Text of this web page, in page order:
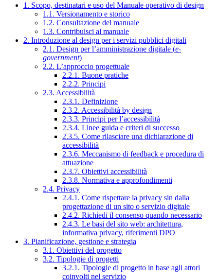
1. Scopo, destinatari e uso del Manuale operativo di design
1.1. Versionamento e storico
1.2. Consultazione del manuale
1.3. Contribuisci al manuale
2. Introduzione al design per i servizi pubblici digitali
2.1. Design per l’amministrazione digitale (e-
government)
2.2. L’approccio progettuale
2.2.1. Buone pratiche
2.2.2. Principi
2.3. Accessibilità
2.3.1. Definizione
2.3.2. Accessibilità by design
2.3.3. Principi per l’accessibilità
2.3.4. Linee guida e criteri di successo
2.3.5. Come rilasciare una dichiarazione di
accessibilità
2.3.6. Meccanismo di feedback e procedura di
attuazione
2.3.7. Obiettivi accessibilità
2.3.8. Normativa e approfondimenti
2.4. Privacy
2.4.1. Come rispettare la privacy sin dalla
progettazione di un sito o servizio digitale
2.4.2. Richiedi il consenso quando necessario
2.4.3. Le basi del sito web: architettura,
informativa privacy, riferimenti DPO
3. Pianificazione, gestione e strategia
3.1. Obiettivi del progetto
3.2. Tipologie di progetti
3.2.1. Tipologie di progetto in base agli attori
coinvolti nel servizio